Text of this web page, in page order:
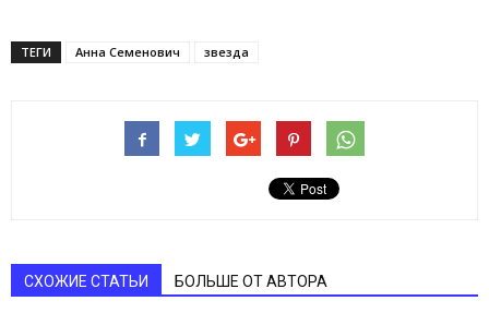
ТЕГИ Анна Семенович звезда
СХОЖИЕ СТАТЬИ БОЛЬШЕ ОТ АВТОРА